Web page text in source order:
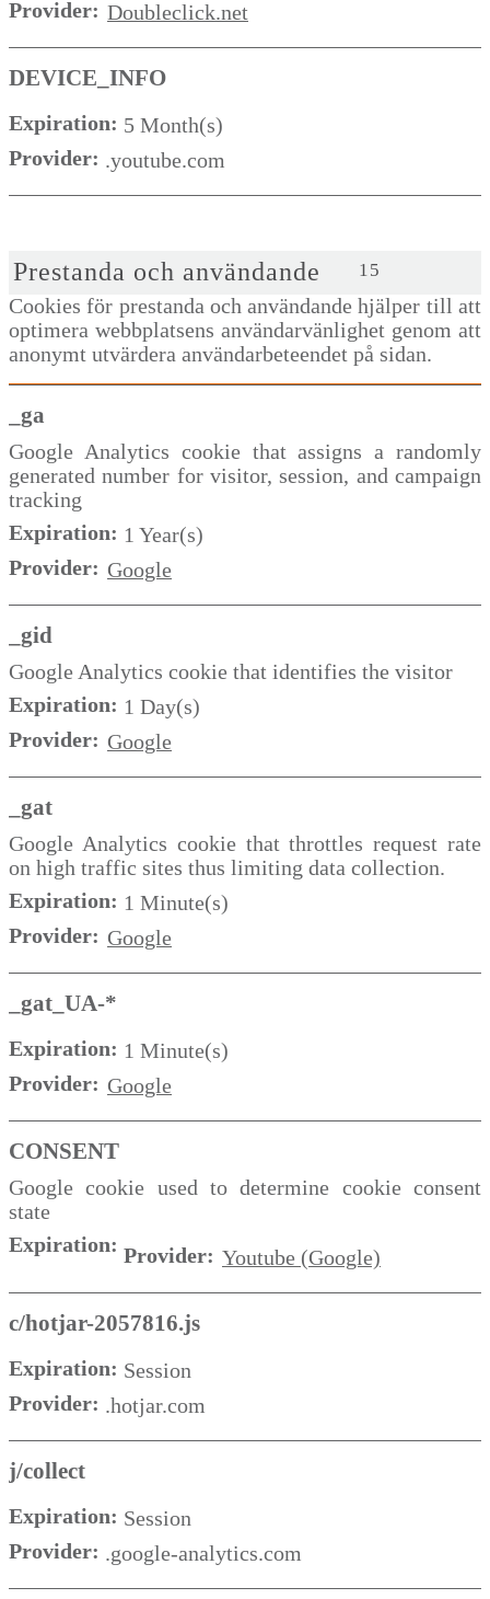
Provider: Doubleclick.net
DEVICE_INFO
Expiration: 5 Month(s)
Provider: .youtube.com
Prestanda och användande 15
Cookies för prestanda och användande hjälper till att
optimera webbplatsens användarvänlighet genom att
anonymt utvärdera användarbeteendet på sidan.
_ga
Google Analytics cookie that assigns a randomly
generated number for visitor, session, and campaign
tracking
Expiration: 1 Year(s)
Provider: Google
_gid
Google Analytics cookie that identifies the visitor
Expiration: 1 Day(s)
Provider: Google
_gat
Google Analytics cookie that throttles request rate
on high traffic sites thus limiting data collection.
Expiration: 1 Minute(s)
Provider: Google
_gat_UA-*
Expiration: 1 Minute(s)
Provider: Google
CONSENT
Google cookie used to determine cookie consent
state
Expiration: Provider: Youtube (Google)
c/hotjar-2057816.js
Expiration: Session
Provider: .hotjar.com
j/collect
Expiration: Session
Provider: .google-analytics.com